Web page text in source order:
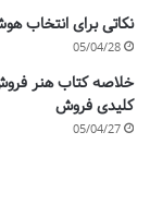
نکاتی برای انتخاب
05/04/28
خلاصه کتاب هنر
کلیدی فروش
05/04/27